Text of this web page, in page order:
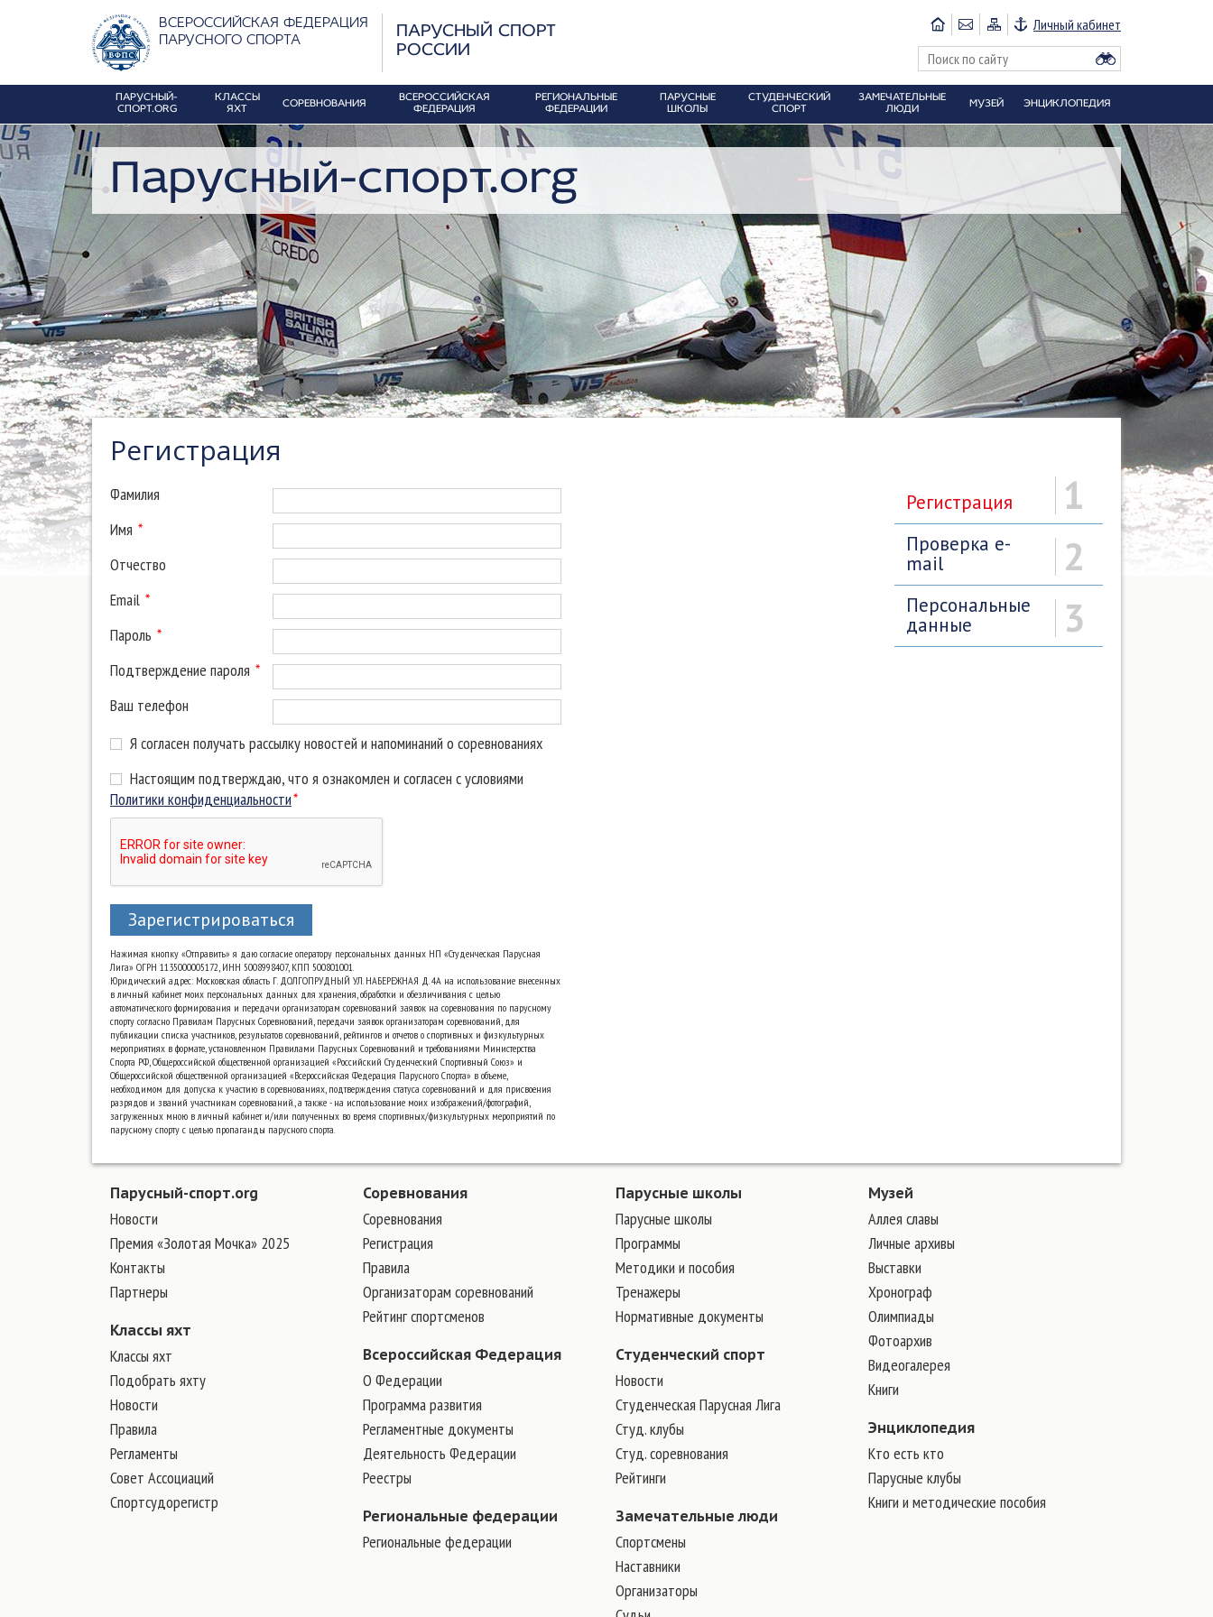
ВСЕРОССИЙСКАЯ ФЕДЕРАЦИЯ
ПАРУСНОГО СПОРТА
ПАРУСНЫЙ СПОРТ
РОССИИ
Личный кабинет
ПАРУСНЫЙ-
СПОРТ.ORG
КЛАССЫ
ЯХТ
СОРЕВНОВАНИЯ
ВСЕРОССИЙСКАЯ
ФЕДЕРАЦИЯ
РЕГИОНАЛЬНЫЕ
ФЕДЕРАЦИИ
ПАРУСНЫЕ
ШКОЛЫ
СТУДЕНЧЕСКИЙ
СПОРТ
ЗАМЕЧАТЕЛЬНЫЕ
ЛЮДИ
МУЗЕЙ ЭНЦИКЛОПЕДИЯ
Парусный-спорт.org
Регистрация
Фамилия
Имя *
Отчество
Email *
Пароль *
Подтверждение пароля *
Ваш телефон
Я согласен получать рассылку новостей и напоминаний о соревнованиях
Настоящим подтверждаю, что я ознакомлен и согласен с условиями
Политики конфиденциальности*
Зарегистрироваться
Нажимая кнопку «Отправить» я даю согласие оператору персональных данных НП «Студенческая Парусная
Лига» ОГРН 1135000005172, ИНН 5008998407, КПП 500801001.
Юридический адрес: Московская область Г. ДОЛГОПРУДНЫЙ УЛ. НАБЕРЕЖНАЯ Д. 4А на использование внесенных
в личный кабинет моих персональных данных для хранения, обработки и обезличивания с целью
автоматического формирования и передачи организаторам соревнований заявок на соревнования по парусному
спорту согласно Правилам Парусных Соревнований, передачи заявок организаторам соревнований, для
публикации списка участников, результатов соревнований, рейтингов и отчетов о спортивных и физкультурных
мероприятиях в формате, установленном Правилами Парусных Соревнований и требованиями Министерства
Спорта РФ, Общероссийской общественной организацией «Российский Студенческий Спортивный Союз» и
Общероссийской общественной организацией «Всероссийская Федерация Парусного Спорта» в объеме,
необходимом для допуска к участию в соревнованиях, подтверждения статуса соревнований и для присвоения
разрядов и званий участникам соревнований., а также - на использование моих изображений/фотографий,
загруженных мною в личный кабинет и/или полученных во время спортивных/физкультурных мероприятий по
парусному спорту с целью пропаганды парусного спорта.
Регистрация 1
Проверка e-
mail
2
Персональные
данные
3
Парусный-спорт.org
Новости
Премия «Золотая Мочка» 2025
Контакты
Партнеры
Классы яхт
Классы яхт
Подобрать яхту
Новости
Правила
Регламенты
Совет Ассоциаций
Спортсудорегистр
Соревнования
Соревнования
Регистрация
Правила
Организаторам соревнований
Рейтинг спортсменов
Всероссийская Федерация
О Федерации
Программа развития
Регламентные документы
Деятельность Федерации
Реестры
Региональные федерации
Региональные федерации
Парусные школы
Парусные школы
Программы
Методики и пособия
Тренажеры
Нормативные документы
Студенческий спорт
Новости
Студенческая Парусная Лига
Студ. клубы
Студ. соревнования
Рейтинги
Замечательные люди
Cпортсмены
Наставники
Организаторы
Музей
Аллея славы
Личные архивы
Выставки
Хронограф
Олимпиады
Фотоархив
Видеогалерея
Книги
Энциклопедия
Кто есть кто
Парусные клубы
Книги и методические пособия